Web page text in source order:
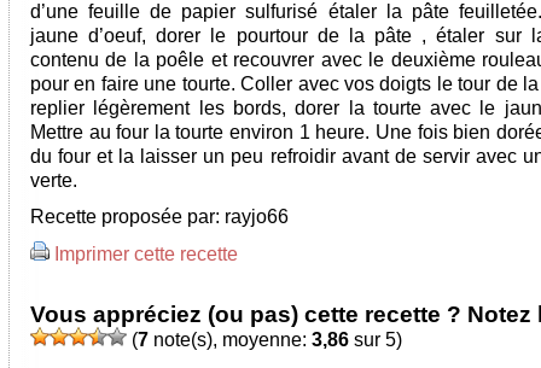
d’une feuille de papier sulfurisé étaler la pâte
jaune d’oeuf, dorer le pourtour de la pâte , étaler sur
contenu de la poêle et recouvrer avec le deuxième
pour en faire une tourte. Coller avec vos doigts le tour de
replier légèrement les bords, dorer la tourte avec le
Mettre au four la tourte environ 1 heure. Une fois bien
du four et la laisser un peu refroidir avant de servir avec
verte.
Recette proposée par: rayjo66
Imprimer cette recette
Vous appréciez (ou pas) cette recette ? Notez
(7 note(s), moyenne: 3,86 sur 5)